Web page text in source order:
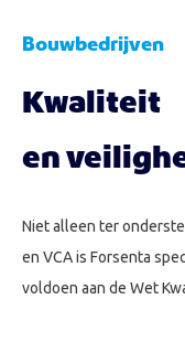
Bouwbedrijven
Kwaliteit
en
Niet alleen ter
en VCA is Forsenta
voldoen aan de Wet